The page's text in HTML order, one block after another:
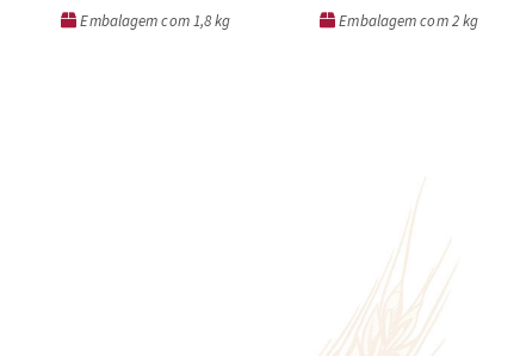
Embalagem com 1,8 kg Embalagem com 2 kg